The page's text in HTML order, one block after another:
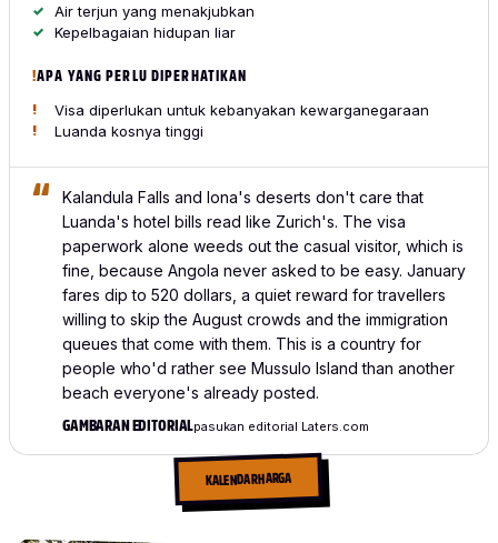
Air terjun yang menakjubkan
Kepelbagaian hidupan liar
APA YANG PERLU DIPERHATIKAN
Visa diperlukan untuk kebanyakan kewarganegaraan
Luanda kosnya tinggi
Kalandula Falls and Iona's deserts don't care that
Luanda's hotel bills read like Zurich's. The visa
paperwork alone weeds out the casual visitor, which is
fine, because Angola never asked to be easy. January
fares dip to 520 dollars, a quiet reward for travellers
willing to skip the August crowds and the immigration
queues that come with them. This is a country for
people who'd rather see Mussulo Island than another
beach everyone's already posted.
GAMBARAN EDITORIAL pasukan editorial Laters.com
KALENDAR HARGA